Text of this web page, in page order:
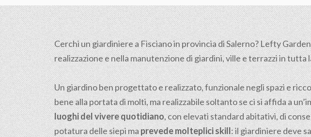
Cerchi un giardiniere a Fisciano in provincia diSalerno? Lefty
realizzazione e nella manutenzione di giardini, ville e terrazzi in tutta
Un giardino ben progettato e realizzato, funzionale negli spazi e
bene alla portata di molti, ma realizzabile soltanto se ci si affida a
luoghi del vivere quotidiano, con elevati standard abitativi, di
potatura delle siepi maprevede molteplici skill: il giardiniere deve